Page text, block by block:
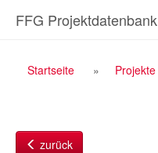
InhaltFFG Projektdatenbank
Breadcrumb
Startseite Projekte
zurück